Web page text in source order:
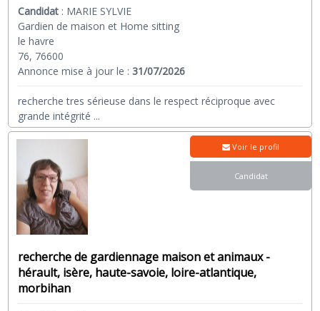
Candidat : MARIE SYLVIE
Gardien de maison et Home sitting
le havre
76, 76600
Annonce mise à jour le :31/07/2026
recherche tres sérieuse dans le respect réciproque avec
grande intégrité ...
recherche de gardiennage maison et animaux -
hérault, isère, haute-savoie, loire-atlantique,
morbihan
Voir le profil
Candidat